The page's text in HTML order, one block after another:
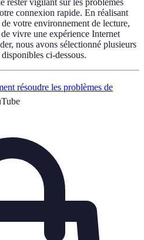
rester vigilant sur les problèmes
connexion rapide. En réalisant
votre environnement de lecture,
vivre une expérience Internet
nous avons sélectionné plusieurs
ci-dessous.
résoudre les problèmes de